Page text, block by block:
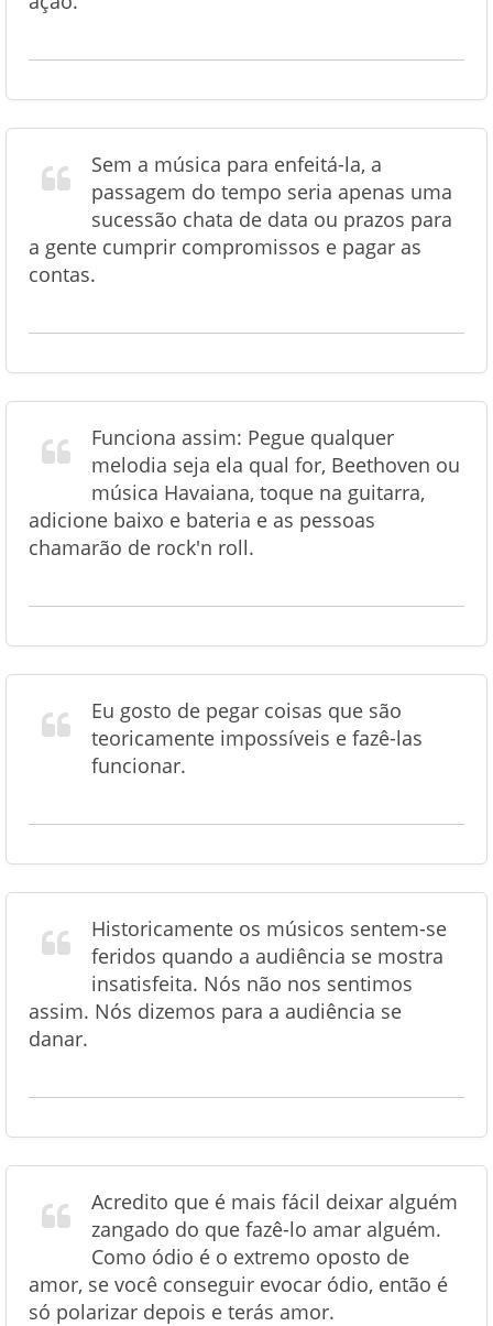
Sem a música para enfeitá-la, a
passagem do tempo seria apenas uma
sucessão chata de data ou prazos para
a gente cumprir compromissos e pagar as
contas.
Funciona assim: Pegue qualquer
melodia seja ela qual for, Beethoven ou
música Havaiana, toque na guitarra,
adicione baixo e bateria e as pessoas
chamarão de rock'n roll.
Eu gosto de pegar coisas que são
teoricamente impossíveis e fazê-las
funcionar.
Historicamente os músicos sentem-se
feridos quando a audiência se mostra
insatisfeita. Nós não nos sentimos
assim. Nós dizemos para a audiência se
danar.
Acredito que é mais fácil deixar alguém
zangado do que fazê-lo amar alguém.
Como ódio é o extremo oposto de
amor, se você conseguir evocar ódio, então é
só polarizar depois e terás amor.